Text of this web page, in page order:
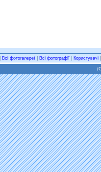
Всі фотогалереї| Всі фотографії| Користувачі